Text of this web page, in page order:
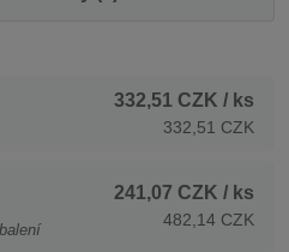
332,51 CZK / ks
332,51 CZK
241,07 CZK / ks
482,14 CZK